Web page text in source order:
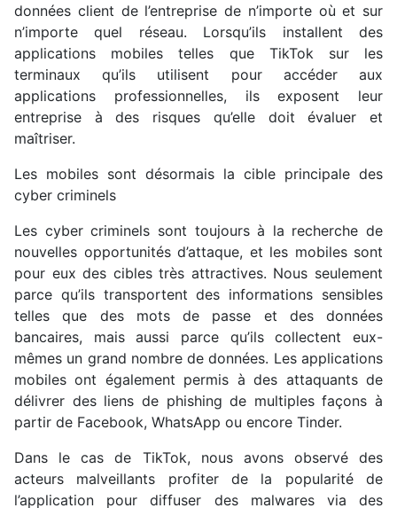
données client de l’entreprise de n’importe où et sur
n’importe quel réseau. Lorsqu’ils installent des
applications mobiles telles que TikTok sur les
terminaux qu’ils utilisent pour accéder aux
applications professionnelles, ils exposent leur
entreprise à des risques qu’elle doit évaluer et
maîtriser.
Les mobiles sont désormais la cible principale des
cyber criminels
Les cyber criminels sont toujours à la recherche de
nouvelles opportunités d’attaque, et les mobiles sont
pour eux des cibles très attractives. Nous seulement
parce qu’ils transportent des informations sensibles
telles que des mots de passe et des données
bancaires, mais aussi parce qu’ils collectent eux-
mêmes un grand nombre de données. Les applications
mobiles ont également permis à des attaquants de
délivrer des liens de phishing de multiples façons à
partir de Facebook, WhatsApp ou encore Tinder.
Dans le cas de TikTok, nous avons observé des
acteurs malveillants profiter de la popularité de
l’application pour diffuser des malwares via des